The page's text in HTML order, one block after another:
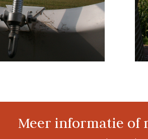
Meer informatie of